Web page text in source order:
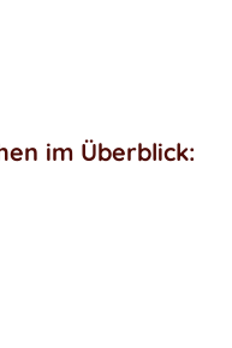
im Überblick: